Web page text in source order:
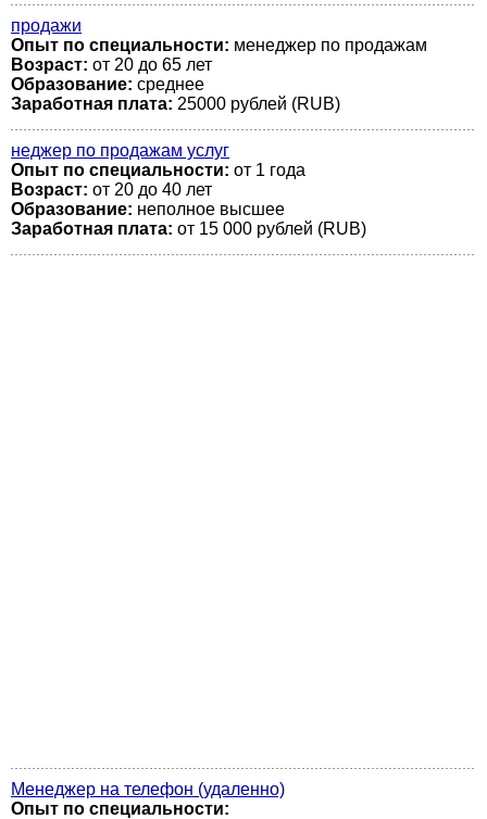
продажи
Опыт по специальности: менеджер по продажам
Возраст: от 20 до 65 лет
Образование: среднее
Заработная плата: 25000 рублей (RUB)
неджер по продажам услуг
Опыт по специальности: от 1 года
Возраст: от 20 до 40 лет
Образование: неполное высшее
Заработная плата: от 15 000 рублей (RUB)
Менеджер на телефон (удаленно)
Опыт по специальности: